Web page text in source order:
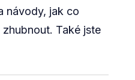
návody, jak co
Také jste